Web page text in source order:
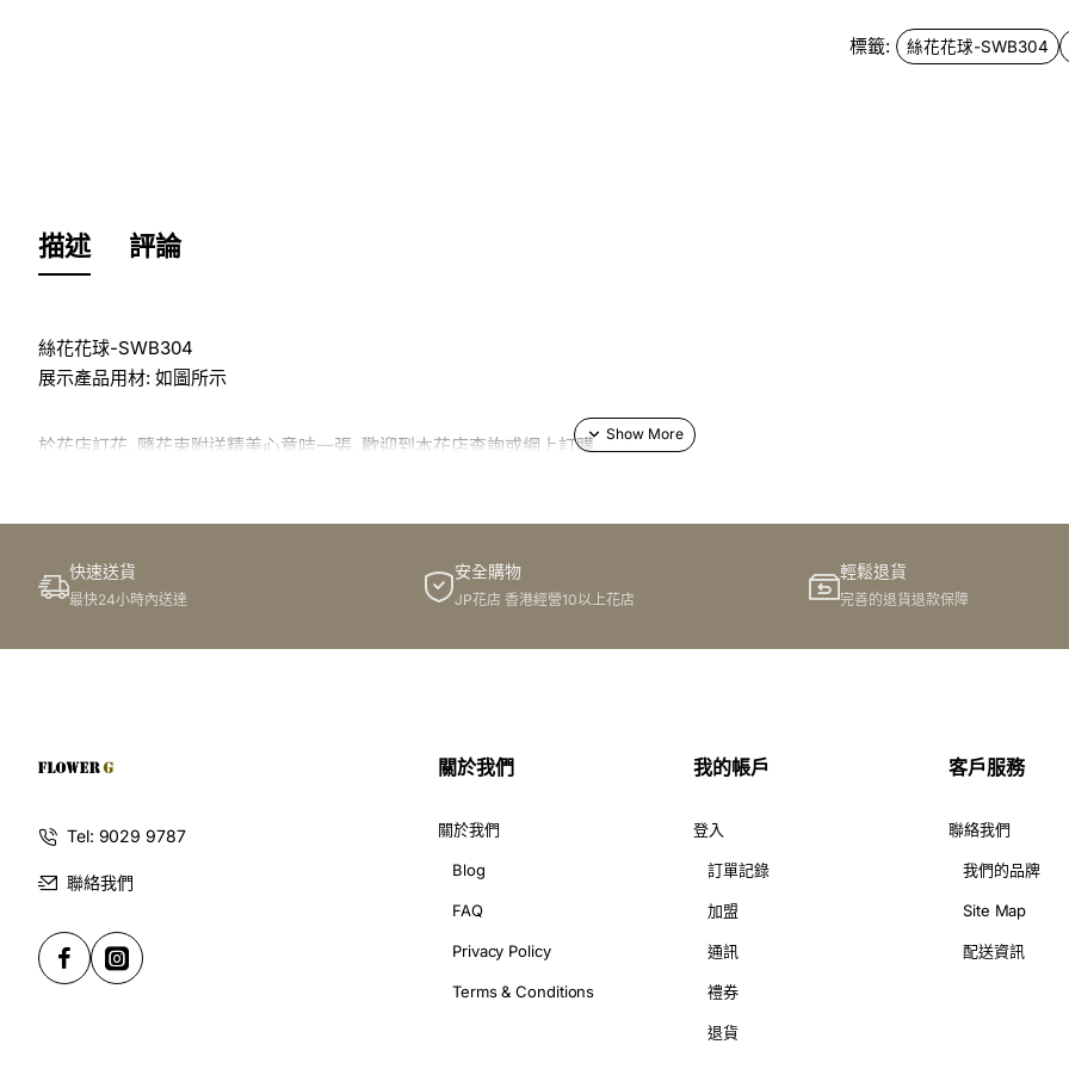
標籤: 絲花花球-SWB304
描述 評論
絲花花球-SWB304
展示產品用材: 如圖所示
於花店訂花, 隨花束附送精美心意咭一張, 歡迎到本花店查詢或網上訂購
此花束價格不適用於(情人節期間 4/2-16/2)
快速送貨
最快24小時內送達
安全購物
JP花店 香港經營10以上花店
輕鬆退貨
完善的退貨退款保障
Tel: 9029 9787
聯絡我們
關於我們
關於我們
Blog
FAQ
Privacy Policy
Terms & Conditions
我的帳戶
登入
訂單記錄
加盟
通訊
禮券
退貨
客戶服務
聯絡我們
我們的品牌
Site Map
配送資訊